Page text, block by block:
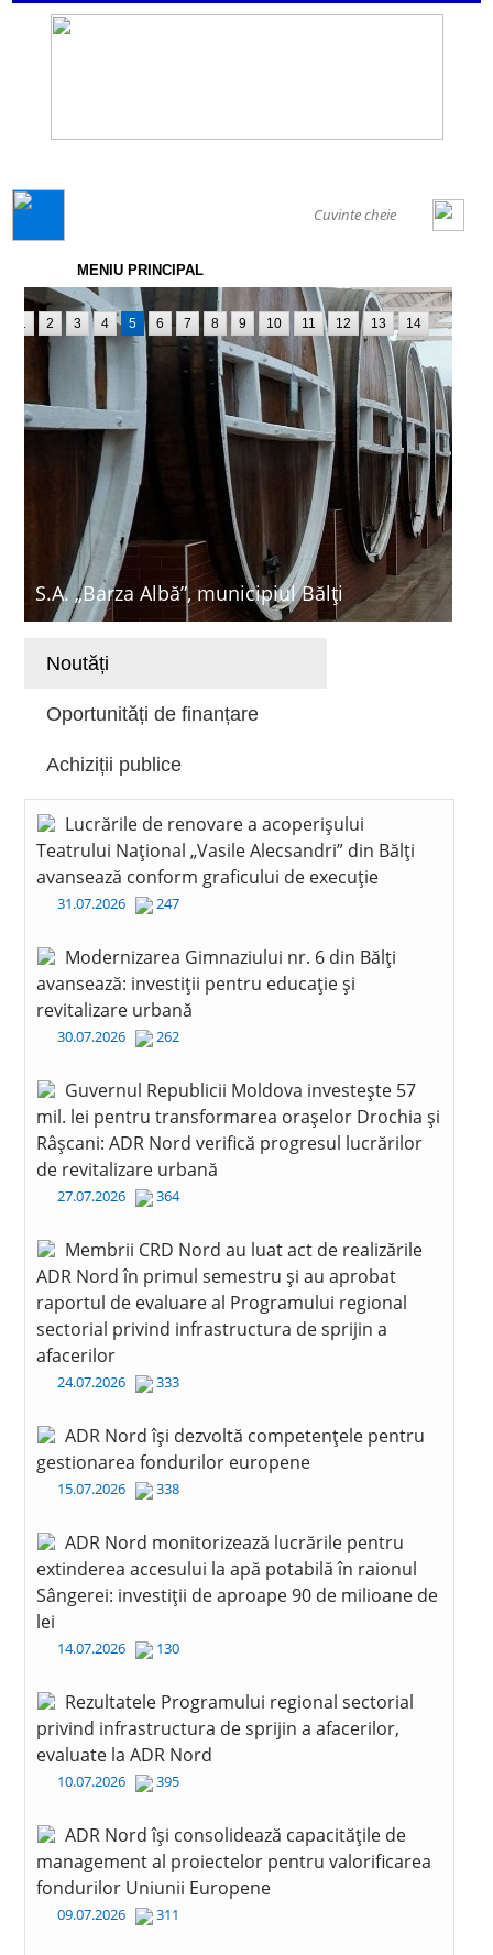
MENIU PRINCIPAL
S.A. „Barza Albă”, municipiul Bălți
1 2 3 4 5 6 7 8 9 10 11 12 13 14
Noutăți
Oportunități de finanțare
Achiziții publice
Lucrările de renovare a acoperișului
Teatrului Național „Vasile Alecsandri” din Bălți
avansează conform graficului de execuție
31.07.2026 247
Modernizarea Gimnaziului nr. 6 din Bălți
avansează: investiții pentru educație și
revitalizare urbană
30.07.2026 262
Guvernul Republicii Moldova investește 57
mil. lei pentru transformarea orașelor Drochia și
Râșcani: ADR Nord verifică progresul lucrărilor
de revitalizare urbană
27.07.2026 364
Membrii CRD Nord au luat act de realizările
ADR Nord în primul semestru și au aprobat
raportul de evaluare al Programului regional
sectorial privind infrastructura de sprijin a
afacerilor
24.07.2026 333
ADR Nord își dezvoltă competențele pentru
gestionarea fondurilor europene
15.07.2026 338
ADR Nord monitorizează lucrările pentru
extinderea accesului la apă potabilă în raionul
Sângerei: investiții de aproape 90 de milioane de
lei
14.07.2026 130
Rezultatele Programului regional sectorial
privind infrastructura de sprijin a afacerilor,
evaluate la ADR Nord
10.07.2026 395
ADR Nord își consolidează capacitățile de
management al proiectelor pentru valorificarea
fondurilor Uniunii Europene
09.07.2026 311